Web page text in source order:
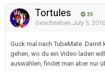
Tortules 33
Geschrieben July 5, 2016
Guck mal nach TubeMate.
gehen, wo du ein Video laden
auswählen, findet man aber nur